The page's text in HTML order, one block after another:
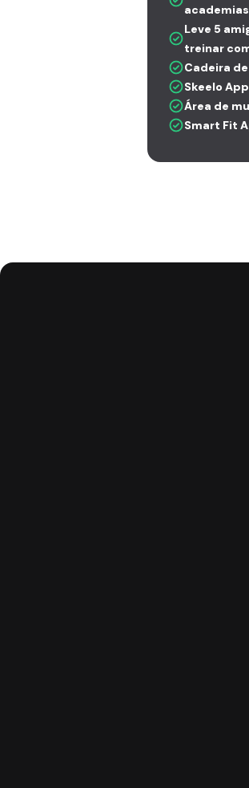
academias
Leve 5
treinar
Cadeira
Skeelo
Área de
Smart Fit